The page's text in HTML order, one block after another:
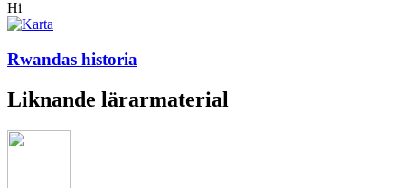
Hi
Rwandas historia
Liknande lärarmaterial